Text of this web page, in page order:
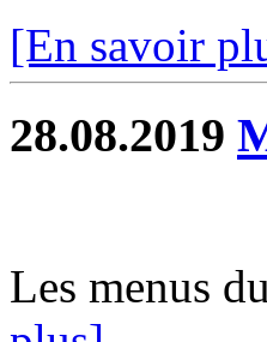
[En savoir
28.08.2019
Les menus